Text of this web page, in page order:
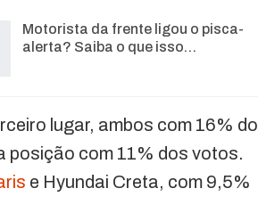
Motorista da frente ligou o pisca-
alerta? Saiba o que isso…
lugar, ambos com 16% do
posição com 11% dos votos.
e Hyundai Creta, com 9,5%